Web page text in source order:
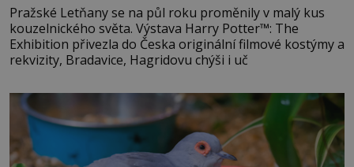
Pražské Letňany se na půl roku proměnily v malý kus
kouzelnického světa. Výstava Harry Potter™: The
Exhibition přivezla do Česka originální filmové kostýmy a
rekvizity, Bradavice, Hagridovu chýši i uč